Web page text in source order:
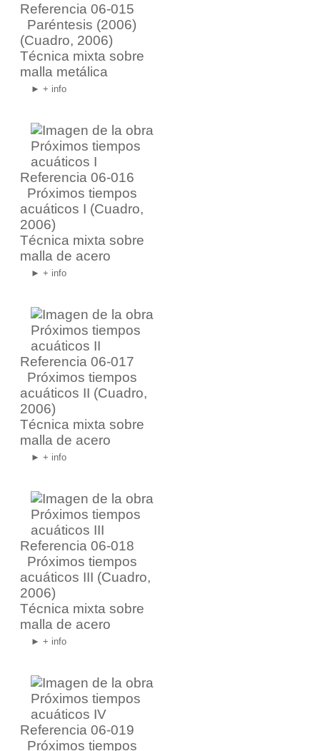
Referencia 06-015
Paréntesis (2006)
(Cuadro, 2006)
Técnica mixta sobre
malla metálica
► + info
Referencia 06-016
Próximos tiempos
acuáticos I (Cuadro,
2006)
Técnica mixta sobre
malla de acero
► + info
Referencia 06-017
Próximos tiempos
acuáticos II (Cuadro,
2006)
Técnica mixta sobre
malla de acero
► + info
Referencia 06-018
Próximos tiempos
acuáticos III (Cuadro,
2006)
Técnica mixta sobre
malla de acero
► + info
Referencia 06-019
Próximos tiempos